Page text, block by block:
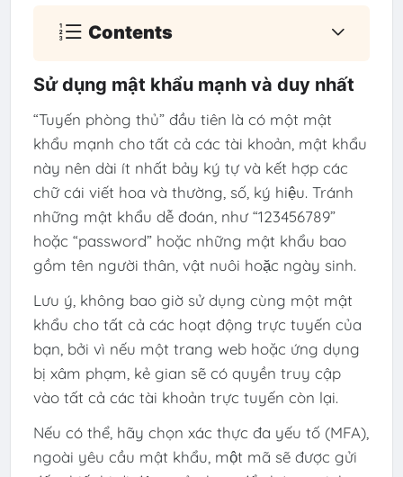
Contents
Sử dụng mật khẩu mạnh và duy nhất
“Tuyến phòng thủ” đầu tiên là có một mật
khẩu mạnh cho tất cả các tài khoản, mật khẩu
này nên dài ít nhất bảy ký tự và kết hợp các
chữ cái viết hoa và thường, số, ký hiệu. Tránh
những mật khẩu dễ đoán, như “123456789”
hoặc “password” hoặc những mật khẩu bao
gồm tên người thân, vật nuôi hoặc ngày sinh.
Lưu ý, không bao giờ sử dụng cùng một mật
khẩu cho tất cả các hoạt động trực tuyến của
bạn, bởi vì nếu một trang web hoặc ứng dụng
bị xâm phạm, kẻ gian sẽ có quyền truy cập
vào tất cả các tài khoản trực tuyến còn lại.
Nếu có thể, hãy chọn xác thực đa yếu tố (MFA),
ngoài yêu cầu mật khẩu, một mã sẽ được gửi